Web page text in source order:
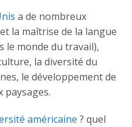
a de nombreux
la maîtrise de la langue
le monde du travail),
la diversité du
le développement de
paysages.
américaine ? quel